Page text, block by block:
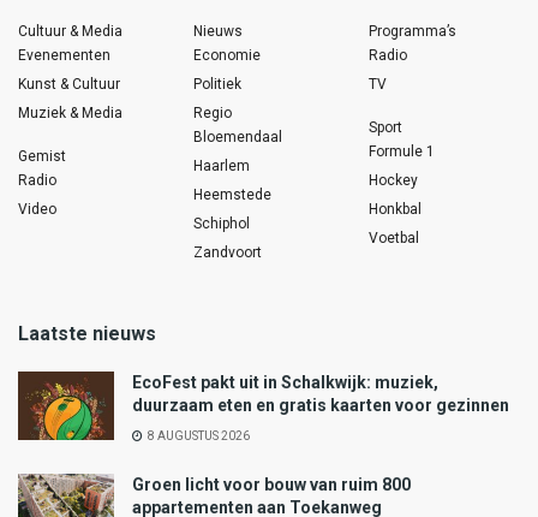
Cultuur & Media
Evenementen
Kunst & Cultuur
Muziek & Media
Gemist
Radio
Video
Nieuws
Economie
Politiek
Regio
Bloemendaal
Haarlem
Heemstede
Schiphol
Zandvoort
Programma’s
Radio
TV
Sport
Formule 1
Hockey
Honkbal
Voetbal
Laatste nieuws
EcoFest pakt uit in Schalkwijk: muziek,
duurzaam eten en gratis kaarten voor gezinnen
8 AUGUSTUS 2026
Groen licht voor bouw van ruim 800
appartementen aan Toekanweg